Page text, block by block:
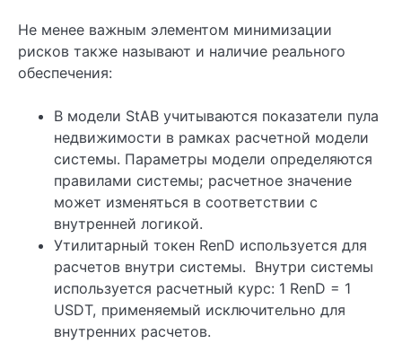
Не менее важным элементом минимизации
рисков также называют и наличие реального
обеспечения:
В модели StAB учитываются показатели пула
недвижимости в рамках расчетной модели
системы. Параметры модели определяются
правилами системы; расчетное значение
может изменяться в соответствии с
внутренней логикой.
Утилитарный токен RenD используется для
расчетов внутри системы. Внутри системы
используется расчетный курс: 1 RenD = 1
USDT, применяемый исключительно для
внутренних расчетов.